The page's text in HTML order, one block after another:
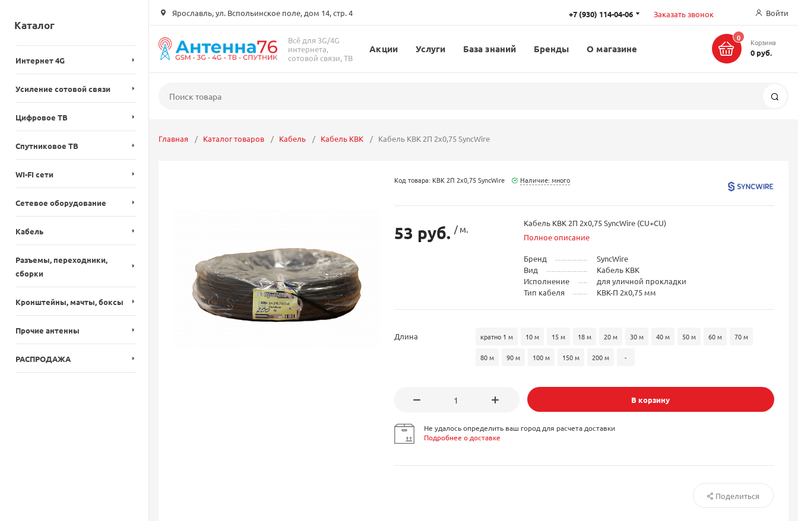
Ярославль, ул. Вспольинское поле, дом 14, стр. 4 +7 (930) 114-04-06 Заказать звонок Войти
Всё для 3G/4G
интернета,
сотовой связи, ТВ
Акции Услуги База знаний Бренды О магазине
0 Корзина
0 руб.
Каталог
Интернет 4G
Усиление сотовой связи
Цифровое ТВ
Спутниковое ТВ
WI-FI сети
Сетевое оборудование
Кабель
Разъемы, переходники,
сборки
Кронштейны, мачты, боксы
Прочие антенны
РАСПРОДАЖА
Главная Каталог товаров Кабель Кабель КВК Кабель КВК 2П 2х0,75 SyncWire
Код товара: КВК 2П 2х0,75 SyncWire Наличие: много
53 руб. / м.
Кабель КВК 2П 2х0,75 SyncWire (CU+CU)
Полное описание
Бренд
SyncWire
Вид
Кабель КВК
Исполнение
для уличной прокладки
Тип кабеля
КВК-П 2x0,75 мм
Длина кратно 1 м 10 м 15 м 18 м 20 м 30 м 40 м 50 м 60 м 70 м
80 м 90 м 100 м 150 м 200 м -
В корзину
Не удалось определить ваш город для расчета доставки
Подробнее о доставке
Поделиться